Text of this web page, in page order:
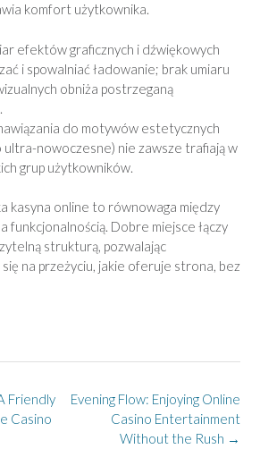
komfort użytkownika.
efektów graficznych i dźwiękowych
i spowalniać ładowanie; brak umiaru
obniża postrzeganą
do motywów estetycznych
ultra-nowoczesne) nie zawsze trafiają w
grup użytkowników.
kasyna online to równowaga między
funkcjonalnością. Dobre miejsce łączy
strukturą, pozwalając
na przeżyciu, jakie oferuje strona, bez
Evening Flow: Enjoying Online
Casino Entertainment
Without the Rush →
Friendly
Casino